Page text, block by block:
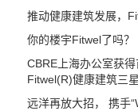
推动健康建筑发展，
你的楼宇Fitwel了吗？
CBRE上海办公室获
Fitwel(R)健康建筑三
远洋再放大招， 携手